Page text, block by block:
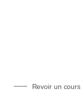
Revoir un cours